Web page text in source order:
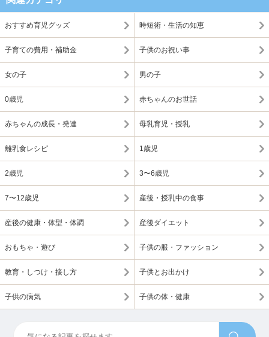
おすすめ育児グッズ 時短術・生活の知恵
子育ての費用・補助金 子供のお祝い事
女の子 男の子
0歳児 赤ちゃんのお世話
赤ちゃんの成長・発達 母乳育児・授乳
離乳食レシピ 1歳児
2歳児 3〜6歳児
7〜12歳児 産後・授乳中の食事
産後の健康・体型・体調 産後ダイエット
おもちゃ・遊び 子供の服・ファッション
教育・しつけ・接し方 子供とお出かけ
子供の病気 子供の体・健康